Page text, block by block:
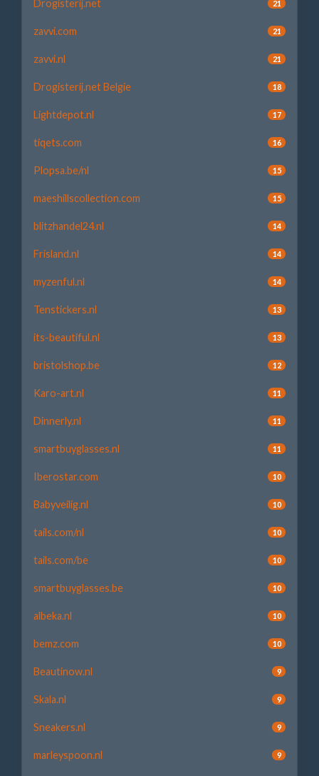
Drogisterij.net 21
zavvi.com 21
zavvi.nl 21
Drogisterij.net Belgie 18
Lightdepot.nl 17
tiqets.com 16
Plopsa.be/nl 15
maeshillscollection.com 15
blitzhandel24.nl 14
Frisland.nl 14
myzenful.nl 14
Tenstickers.nl 13
its-beautiful.nl 13
bristolshop.be 12
Karo-art.nl 11
Dinnerly.nl 11
smartbuyglasses.nl 11
Iberostar.com 10
Babyveilig.nl 10
tails.com/nl 10
tails.com/be 10
smartbuyglasses.be 10
albeka.nl 10
bemz.com 10
Beautinow.nl 9
Skala.nl 9
Sneakers.nl 9
marleyspoon.nl 9